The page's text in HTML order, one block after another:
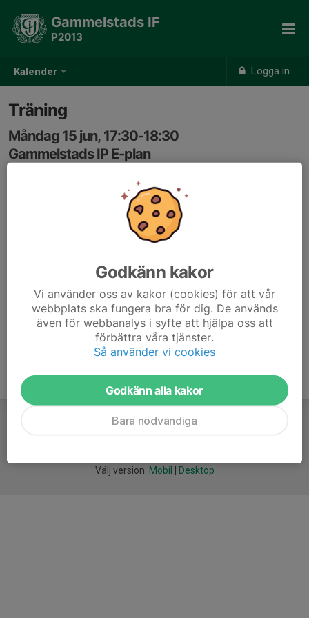
Kalender Logga in
Gammelstads IF
P2013
Träning
Måndag 15 jun, 17:30-18:30
Gammelstads IP E-plan
Välj version: Mobil Desktop
Godkänn kakor
Vi använder oss av kakor (cookies) för att vår
webbplats ska fungera bra för dig. De används
även för webbanalys i syfte att hjälpa oss att
förbättra våra tjänster.
Så använder vi cookies
Godkänn alla kakor
Bara nödvändiga